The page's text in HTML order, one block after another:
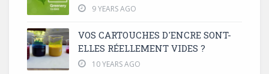
9 YEARS AGO
VOS CARTOUCHES D'ENCRE SONT-
ELLES RÉELLEMENT VIDES ?
10 YEARS AGO